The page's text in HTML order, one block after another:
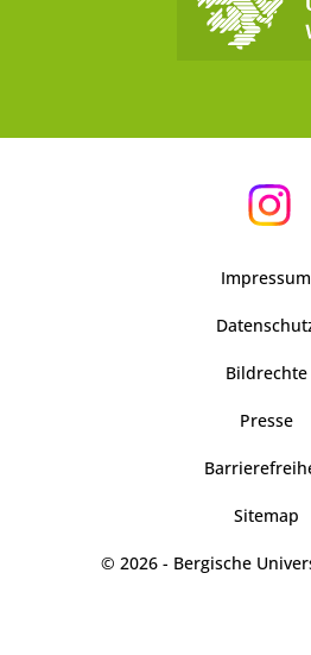
Impressum
Bildrechte
Presse
Sitemap
© 2026 - Bergische